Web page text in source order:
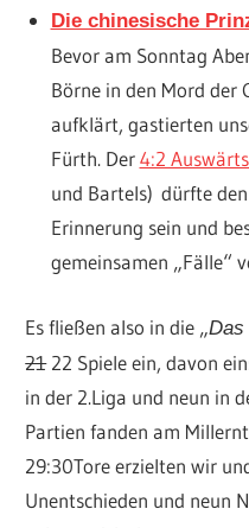
Die chinesische
Bevor am Sonntag
Börne in den Mord der
aufklärt, gastierten
Fürth. Der4:2
und Bartels) dürfte
Erinnerung sein und
gemeinsamen „Fälle“
Es fließen also in die „Das
2122 Spiele ein, davon
in der 2.Liga und neun in
Partien fanden am
29:30Tore erzielten wir
Unentschieden und neun